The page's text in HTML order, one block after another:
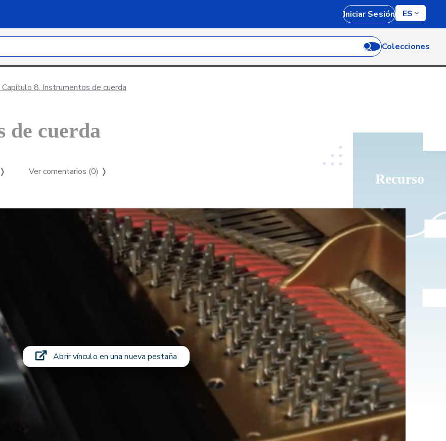
Iniciar Sesión ES
Colecciones
Capítulo 8. Instrumentos de cuerda
Recurso
de cuerda
Ver comentarios (0) ❭
Abrir vínculo en una nueva pestaña